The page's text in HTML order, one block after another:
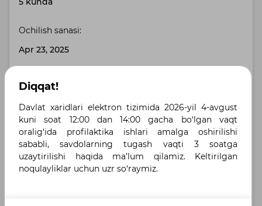
Ochilish sanasi:
Apr 23, 2025
Buyurtmachi manzili:
Toshkent shahri, Toshkent shahri , улица Бабура,
дом 42А
Diqqat!
Davlat xaridlari elektron tizimida 2026-yil 4-avgust
kuni soat 12:00 dan 14:00 gacha bo‘lgan vaqt
oralig‘ida profilaktika ishlari amalga oshirilishi
sababli, savdolarning tugash vaqti 3 soatga
uzaytirilishi haqida ma’lum qilamiz. Keltirilgan
noqulayliklar uchun uzr so‘raymiz.